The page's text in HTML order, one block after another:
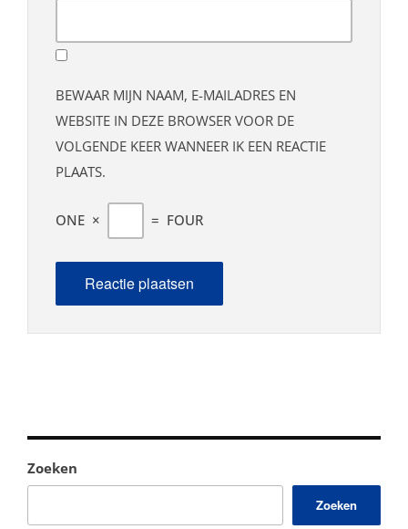
Zoeken
Zoeken
BEWAAR MIJN NAAM, E-MAILADRES EN
WEBSITE IN DEZE BROWSER VOOR DE
VOLGENDE KEER WANNEER IK EEN REACTIE
PLAATS.
ONE × = FOUR